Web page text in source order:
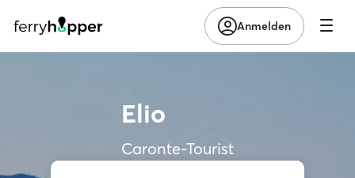
Anmelden
Elio
Caronte-Tourist